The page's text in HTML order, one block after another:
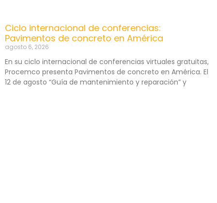
Ciclo internacional de conferencias:
Pavimentos de concreto en América
agosto 6, 2026
En su ciclo internacional de conferencias virtuales gratuitas,
Procemco presenta Pavimentos de concreto en América. El
12 de agosto “Guía de mantenimiento y reparación” y